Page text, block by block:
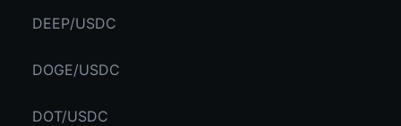
DEEP/USDC
DOGE/USDC
DOT/USDC